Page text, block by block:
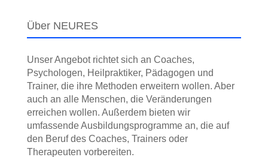
Über NEURES
Unser Angebot richtet sich an Coaches,
Psychologen, Heilpraktiker, Pädagogen und
Trainer, die ihre Methoden erweitern wollen. Aber
auch an alle Menschen, die Veränderungen
erreichen wollen. Außerdem bieten wir
umfassende Ausbildungs­programme an, die auf
den Beruf des Coaches, Trainers oder
Therapeuten vorbereiten.